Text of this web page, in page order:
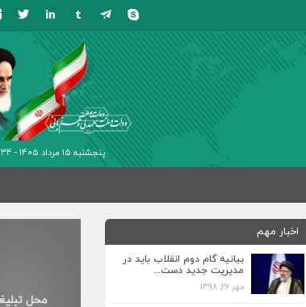
پنجشنبه 15 مرداد 1405 - 23:34
اخبار مهم
بیانیه گام دوم انقلاب باید در
مدیریت جدید دست...
مهر 26, 1398